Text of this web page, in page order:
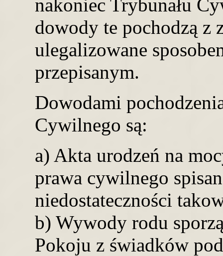
nakoniec Trybunału
dowody te pochodzą z
ulegalizowane
przepisanym.
Dowodami
Cywilnego są:
a) Akta urodzeń na
prawa cywilnego
niedostateczności
b) Wywody rodu
Pokoju z świadków